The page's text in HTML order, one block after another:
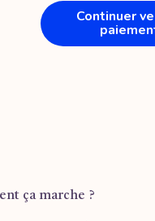
Continuer
ça marche ?